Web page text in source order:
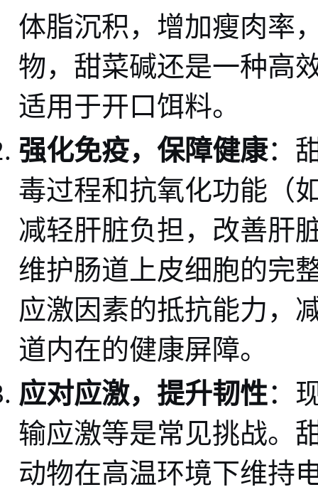
体脂沉积，增加瘦肉率
物，甜菜碱还是一种高
适用于开口饵料。
强化免疫，保障健康：
毒过程和抗氧化功能（
减轻肝脏负担，改善肝
维护肠道上皮细胞的完
应激因素的抵抗能力，
道内在的健康屏障。
应对应激，提升韧性：
输应激等是常见挑战。
动物在高温环境下维持